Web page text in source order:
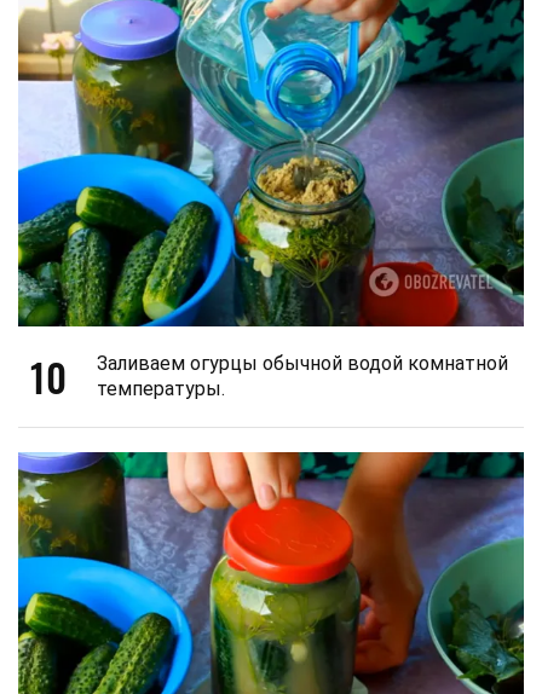
10
Заливаем огурцы обычной водой комнатной
температуры.